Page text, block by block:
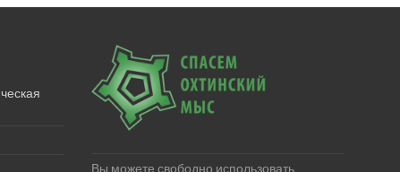
Вы можете свободно использовать